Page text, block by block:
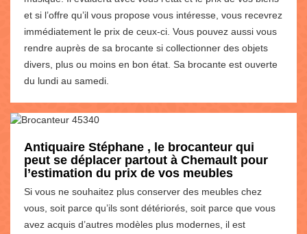
et si l’offre qu’il vous propose vous intéresse, vous recevrez
immédiatement le prix de ceux-ci. Vous pouvez aussi vous
rendre auprès de sa brocante si collectionner des objets
divers, plus ou moins en bon état. Sa brocante est ouverte
du lundi au samedi.
Antiquaire Stéphane , le brocanteur qui
peut se déplacer partout à Chemault pour
l’estimation du prix de vos meubles
Si vous ne souhaitez plus conserver des meubles chez
vous, soit parce qu’ils sont détériorés, soit parce que vous
avez acquis d’autres modèles plus modernes, il est